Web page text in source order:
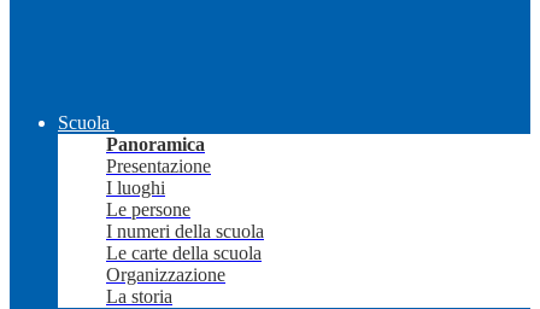
Scuola
Panoramica
Presentazione
I luoghi
Le persone
I numeri della scuola
Le carte della scuola
Organizzazione
La storia